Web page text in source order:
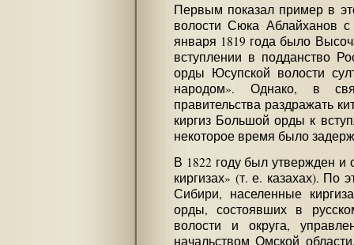
Первым показал пример в
волости Сюка Аблайханов
января 1819 года было
вступлении в подданство
орды Юсупской волости
народом». Однако, в
правительства раздражать
киргиз Большой орды к
некоторое время было
В 1822 году был утвержден и
киргизах» (т. е. казахах). По
Сибири, населенные
орды, состоявших в
волости и округа,
начальством Омской